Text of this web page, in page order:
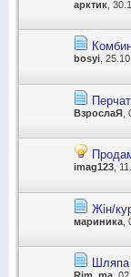
арктик ,
bosyi ,
ВзрослаЯ
imag123 ,
Жін/
мариника
Шляпа